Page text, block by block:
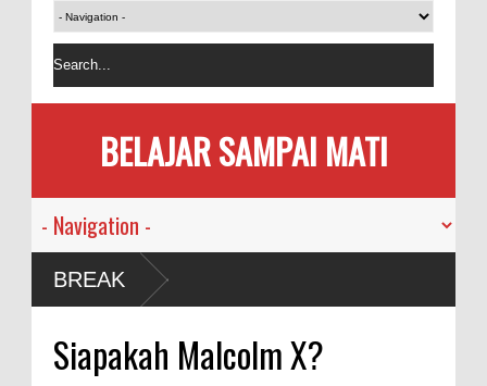
BELAJAR SAMPAI MATI
BREAK
Siapakah Malcolm X?